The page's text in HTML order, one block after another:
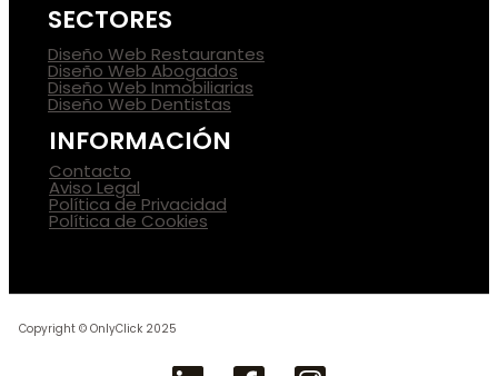
SECTORES
Diseño Web Restaurantes
Diseño Web Abogados
Diseño Web Inmobiliarias
Diseño Web Dentistas
INFORMACIÓN
Contacto
Aviso Legal
Política de Privacidad
Política de Cookies
Copyright © OnlyClick 2025